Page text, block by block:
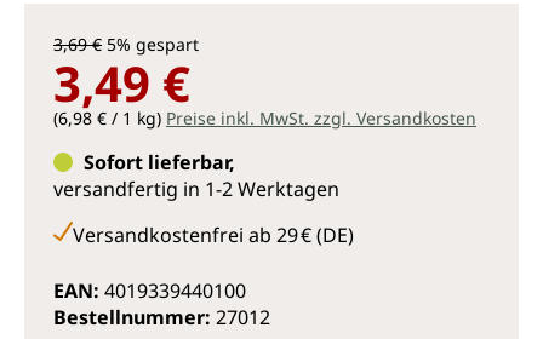
3,69 € 5% gespart
3,49 €
(6,98 € / 1 kg) Preise inkl. MwSt. zzgl. Versandkosten
Sofort lieferbar,
versandfertig in 1-2 Werktagen
Versandkostenfrei ab 29 € (DE)
EAN: 4019339440100
Bestellnummer: 27012